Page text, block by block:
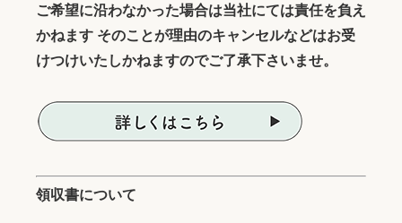
ご希望に沿わなかった場合は当社にては責任を負え
かねます そのことが理由のキャンセルなどはお受
けつけいたしかねますのでご了承下さいませ。
領収書について